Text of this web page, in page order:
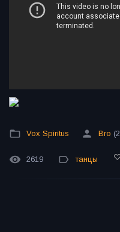
Vox Spiritus Bro
2619 танцы